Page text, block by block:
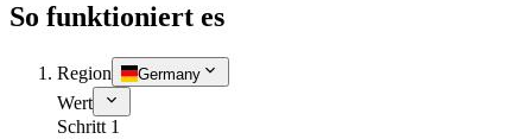
So funktioniert es
Region Germany
Wert
Schritt 1